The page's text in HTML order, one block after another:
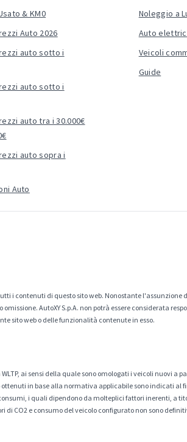
& KM0
Auto 2026
auto sotto i
auto sotto i
auto tra i 30.000€
auto sopra i
Auto
Noleggio a
Auto
Veicoli
Guide
i contenuti di questo sito web. Nonostante
AutoXY S.p.A. non potrà essere considerata
sito web o delle funzionalità contenute in esso.
ai sensi della quale sono omologati i veicoli nuovi a
in base alla normativa applicabile sono indicati
i quali dipendono da molteplici fattori inerenti, a
CO2 e consumo del veicolo configurato non sono